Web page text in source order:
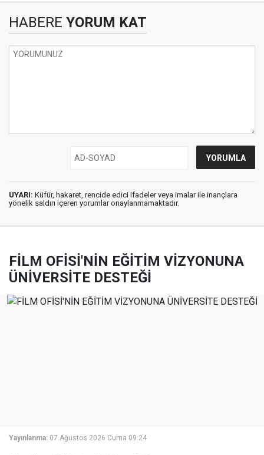
HABERE YORUM KAT
UYARI: Küfür, hakaret, rencide edici ifadeler veya imalar ile inançlara
yönelik saldırı içeren yorumlar onaylanmamaktadır.
FİLM OFİSİ'NİN EĞİTİM VİZYONUNA
ÜNİVERSİTE DESTEĞİ
Yayınlanma: 07 Ağustos 2026 Cuma 09:24